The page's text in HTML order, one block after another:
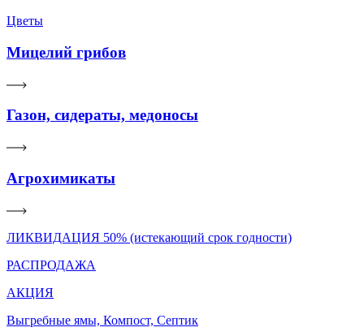
Цветы
Мицелий грибов
Газон, сидераты, медоносы
Агрохимикаты
ЛИКВИДАЦИЯ 50% (истекающий срок годности)
РАСПРОДАЖА
АКЦИЯ
Выгребные ямы, Компост, Септик